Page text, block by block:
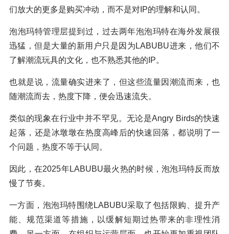
们放大的更多是购买冲动，而不是对IP的理解和认同。
泡泡玛特管理层提到过，过去两年泡泡玛特在海外发展很
迅猛，但是大量的新用户只是因为LABUBU进来，他们不
了解潮流玩具的文化，也不熟悉其他的IP。
也就是说，流量确实进来了，但这些流量因潮流而来，也
随潮流而去，热度下降，便会迅速流失。
类似的现象在行业中并不罕见。无论是Angry Birds的快速
起落，还是冰墩墩在热度高峰后的快速回落，都说明了一
个问题，热度不等于认同。
因此，在2025年LABUBU最火热的时候，泡泡玛特反而放
慢了节奏。
一方面，泡泡玛特围绕LABUBU采取了包括限购、提升产
能、规范渠道等措施，以缓解短期过热带来的非理性消